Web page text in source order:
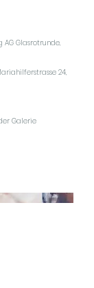
Glasrotrunde,
24,
Galerie